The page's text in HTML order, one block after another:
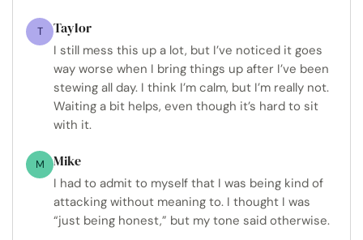
T Taylor
I still mess this up a lot, but I’ve noticed it goes
way worse when I bring things up after I’ve been
stewing all day. I think I’m calm, but I’m really not.
Waiting a bit helps, even though it’s hard to sit
with it.
M Mike
I had to admit to myself that I was being kind of
attacking without meaning to. I thought I was
“just being honest,” but my tone said otherwise.